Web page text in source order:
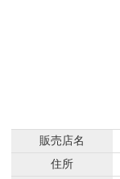
販売店名
住所